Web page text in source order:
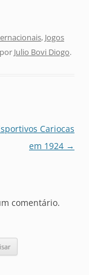
, Jogos
por Julio Bovi Diogo.
Cariocas
em 1924 →
comentário.